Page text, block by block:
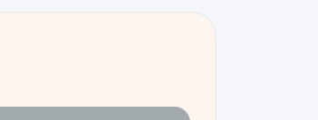
для